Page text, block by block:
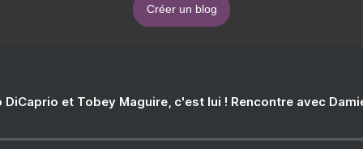
Créer un blog
DiCaprio et Tobey Maguire, c'est lui ! Rencontre avec